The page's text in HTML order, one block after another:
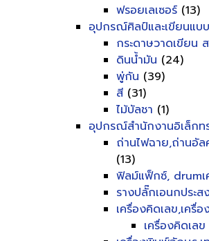
ฟรอยเลเซอร์ (13)
อุปกรณ์ศิลป์และเขียนแบบ
กระดาษวาดเขียน
ดินน้ำมัน (24)
พู่กัน (39)
สี (31)
ไม้บัลชา (1)
อุปกรณ์สำนักงานอิเล็กท
ถ่านไฟฉาย,ถ่านอัล
(13)
ฟิลม์แฟ็กซ์, drum
รางปลั๊กเอนกประส
เครื่องคิดเลข,เครื่
เครื่องคิดเล